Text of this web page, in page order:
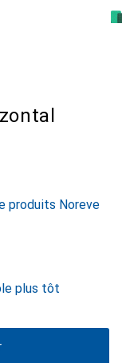
produits Noreve
plus tôt